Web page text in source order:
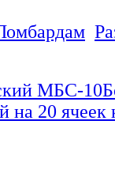
МБС-10
на 20